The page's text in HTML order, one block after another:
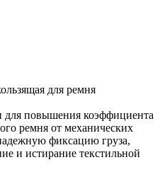
для ремня
для повышения коэффициента
ремня от механических
фиксацию груза,
и истирание текстильной